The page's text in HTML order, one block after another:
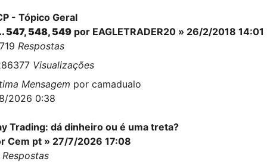
- Tópico Geral
547, 548, 549 por EAGLETRADER20 » 26/2/2018 14:01
Respostas
Visualizações
Mensagem por camadualo
2026 0:38
Trading: dá dinheiro ou é uma treta?
Cem pt » 27/7/2026 17:08
Respostas